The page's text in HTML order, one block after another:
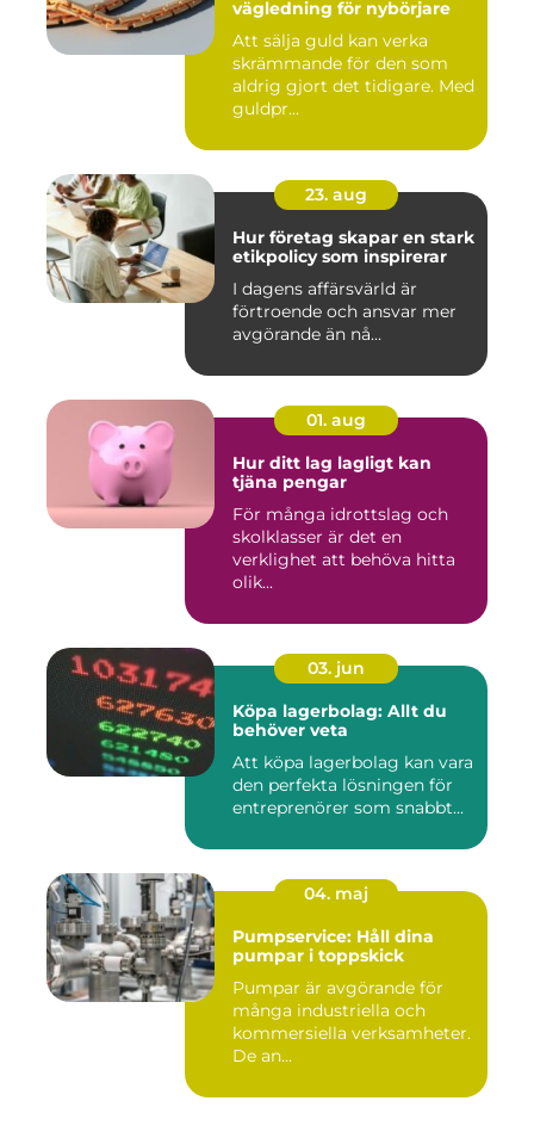
vägledning för nybörjare
Att sälja guld kan verka
skrämmande för den som
aldrig gjort det tidigare. Med
guldpr...
23. aug
Hur företag skapar en stark
etikpolicy som inspirerar
I dagens affärsvärld är
förtroende och ansvar mer
avgörande än nå...
01. aug
Hur ditt lag lagligt kan
tjäna pengar
För många idrottslag och
skolklasser är det en
verklighet att behöva hitta
olik...
03. jun
Köpa lagerbolag: Allt du
behöver veta
Att köpa lagerbolag kan vara
den perfekta lösningen för
entreprenörer som snabbt...
04. maj
Pumpservice: Håll dina
pumpar i toppskick
Pumpar är avgörande för
många industriella och
kommersiella verksamheter.
De an...